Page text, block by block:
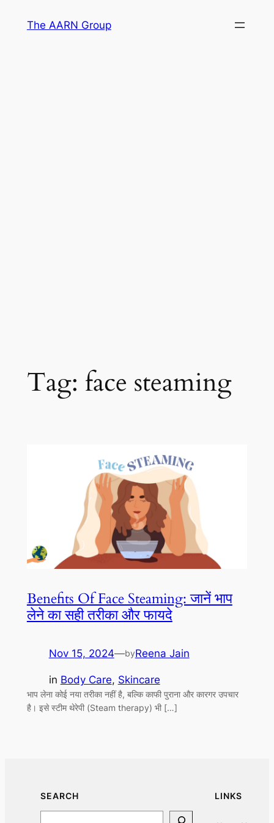
The AARN Group
Tag: face steaming
Benefits Of Face Steaming: जानें भाप
लेने का सही तरीका और फायदे
Nov 15, 2024—byReena Jain
in Body Care, Skincare
भाप लेना कोई नया तरीका नहीं है, बल्कि काफी पुराना और कारगर उपचार
है। इसे स्टीम थेरेपी (Steam therapy) भी […]
SEARCH LINKS